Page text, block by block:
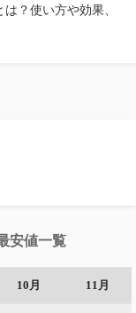
？使い方や効果、
安値一覧
10月 11月